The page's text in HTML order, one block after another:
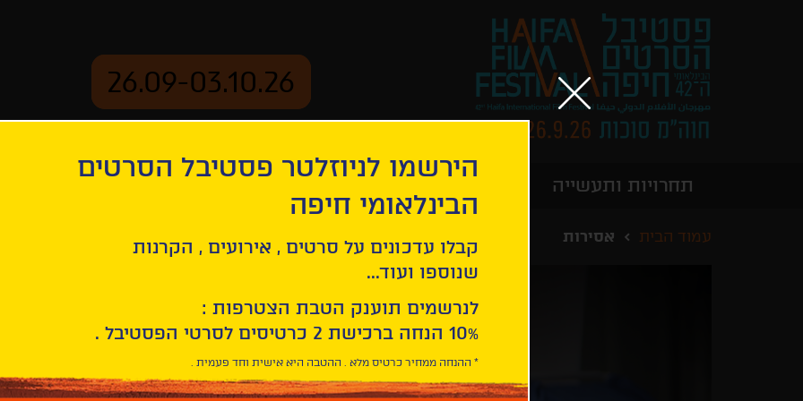
26.09-03.10.26
תחרויות ותעשייה
עמוד הבית אסירות
הירשמו לניוזלטר פסטיבל הסרטים
הבינלאומי חיפה
קבלו עדכונים על סרטים , אירועים , הקרנות
שנוספו ועוד...
לנרשמים תוענק הטבת הצטרפות :
10% הנחה ברכישת 2 כרטיסים לסרטי הפסטיבל .
* ההנחה ממחיר כרטיס מלא . ההטבה היא אישית וחד פעמית .